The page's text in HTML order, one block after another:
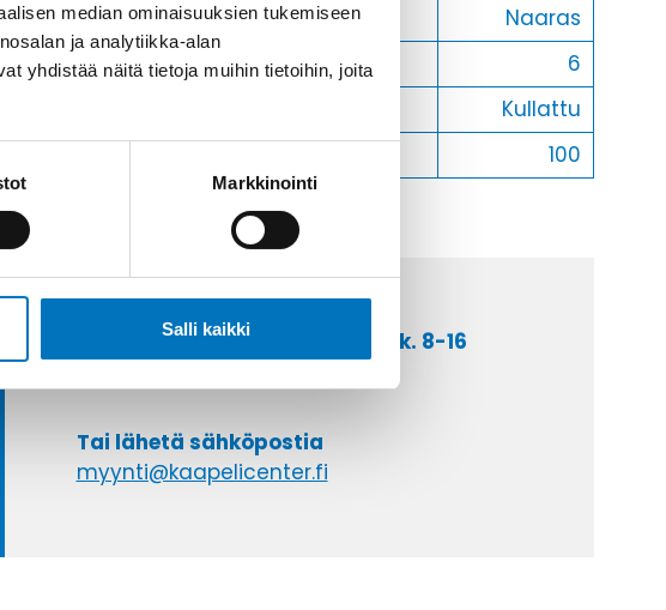
median ominaisuuksien tukemiseen
ja analytiikka-alan
yhdistää näitä tietoja muihin tietoihin, joita
Markkinointi
Salli kaikki
Uros/Naaras
Naaras
Max. virta
6
Kullattu
100
Soita asiakaspalveluumme ark. 8-16
Tai lähetä sähköpostia
myynti@kaapelicenter.fi